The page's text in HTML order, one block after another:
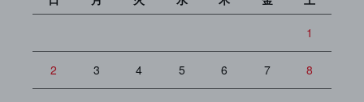
1
2 3 4 5 6 7 8